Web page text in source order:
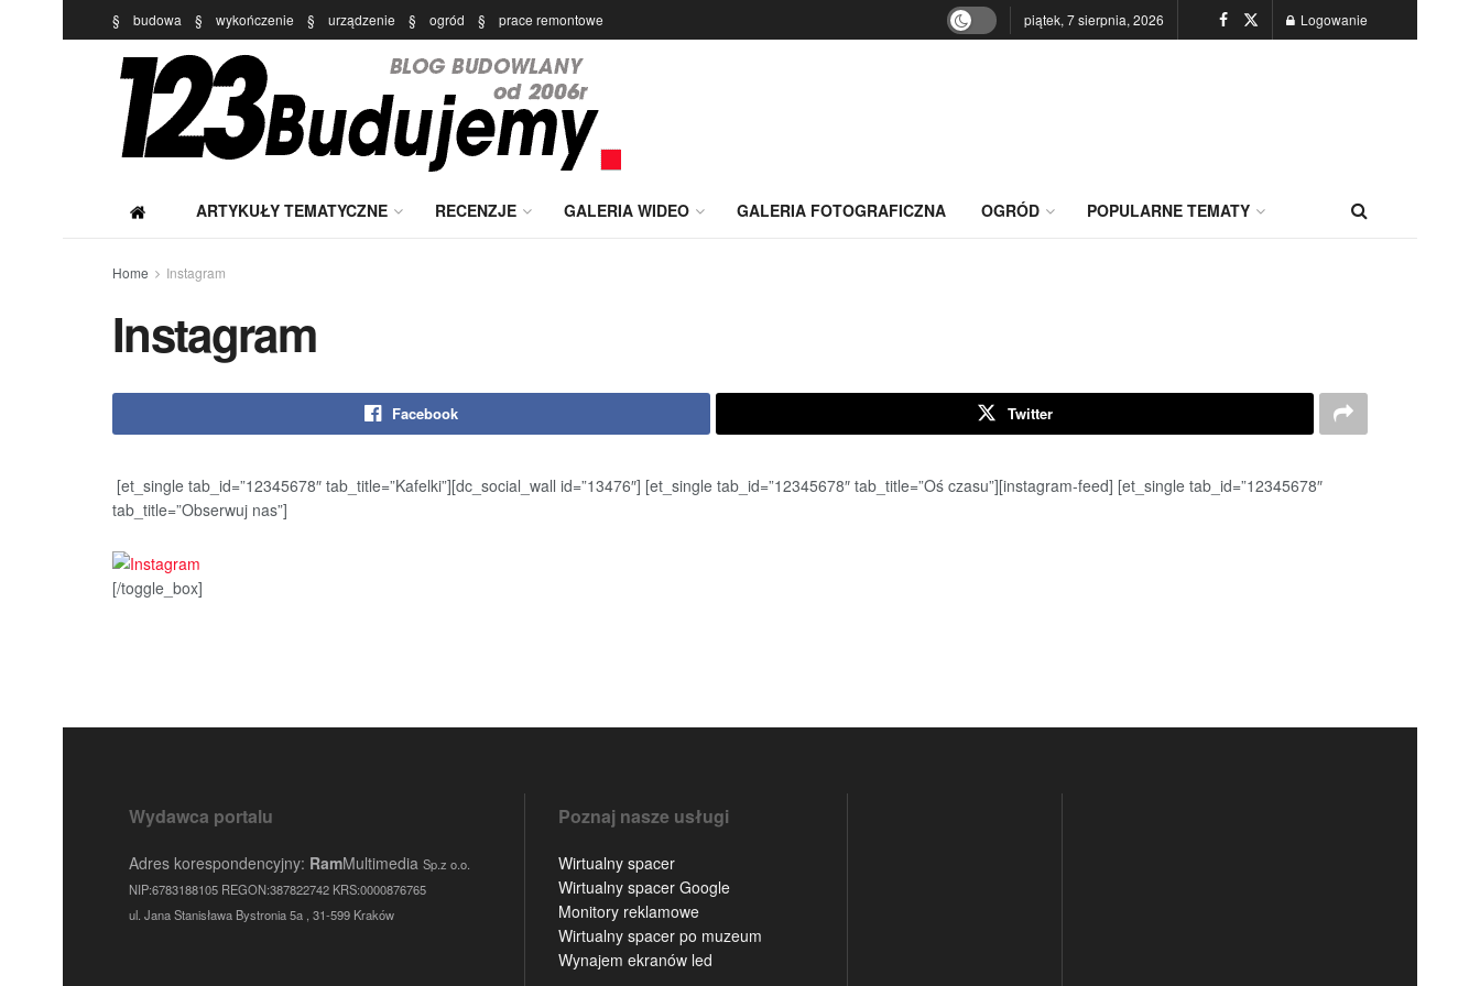
§ budowa § wykończenie § urządzenie § ogród § prace remontowe piątek, 7 sierpnia, 2026 Logowanie
ARTYKUŁY TEMATYCZNE RECENZJE GALERIA WIDEO GALERIA FOTOGRAFICZNA OGRÓD POPULARNE TEMATY
Home Instagram
Instagram
Facebook Twitter
[et_single tab_id=”12345678″ tab_title=”Kafelki”][dc_social_wall id=”13476″] [et_single tab_id=”12345678″ tab_title=”Oś czasu”][instagram-feed] [et_single tab_id=”12345678″
tab_title=”Obserwuj nas”]
[/toggle_box]
Wydawca portalu
Adres korespondencyjny: RamMultimedia Sp.z o.o.
NIP:6783188105 REGON:387822742 KRS:0000876765
ul. Jana Stanisława Bystronia 5a , 31-599 Kraków
Poznaj nasze usługi
Wirtualny spacer
Wirtualny spacer Google
Monitory reklamowe
Wirtualny spacer po muzeum
Wynajem ekranów led